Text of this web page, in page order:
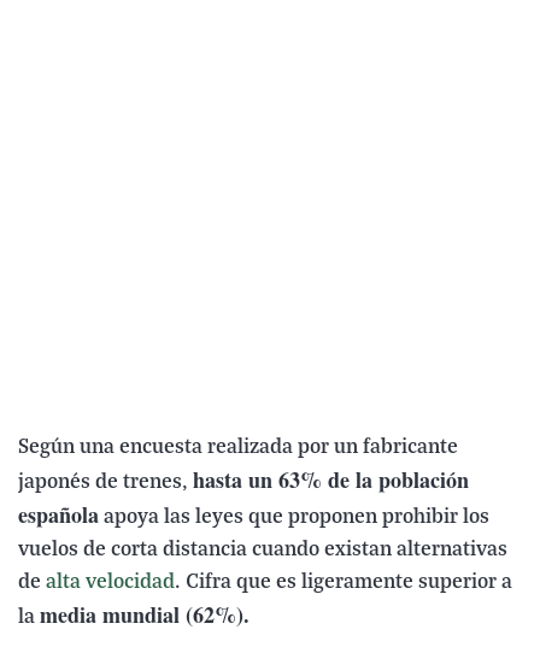
Según una encuesta realizada por un fabricante
japonés de trenes, hasta un 63% de la población
española apoya las leyes que proponen prohibir los
vuelos de corta distancia cuando existan alternativas
de alta velocidad. Cifra que es ligeramente superior a
la media mundial (62%).